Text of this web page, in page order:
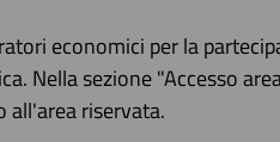
economici per la
Nella sezione "Accesso
all'area riservata.